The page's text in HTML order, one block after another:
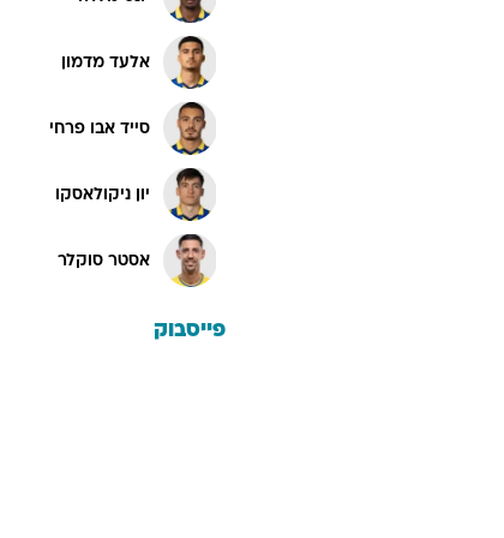
אלעד מדמון
סייד אבו פרחי
יון ניקולאסקו
אסטר סוקלר
פייסבוק